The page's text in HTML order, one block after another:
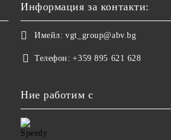
Информация за контакти:
Имейл: vgt_group@abv.bg
Телефон: +359 895 621 628
Ние работим с